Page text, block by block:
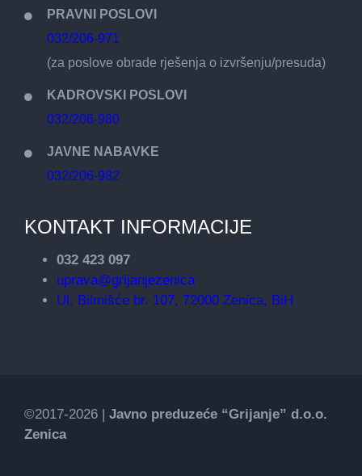
PRAVNI POSLOVI
032/206-971
(za poslove obrade rješenja o izvršenju/presuda)
KADROVSKI POSLOVI
032/206-980
JAVNE NABAVKE
032/206-982
KONTAKT INFORMACIJE
032 423 097
uprava@grijanjezenica
Ul. Bilmišće br. 107, 72000 Zenica, BiH
©2017-2026 | Javno preduzeće “Grijanje” d.o.o.
Zenica